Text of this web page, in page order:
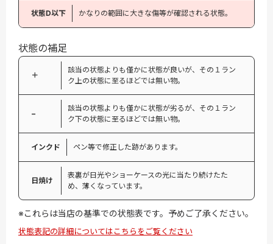
状態D以下 かなりの範囲に大きな傷等が確認される状態。
状態の補足
＋
該当の状態よりも僅かに状態が良いが、その１ラン
ク上の状態に至るほどでは無い物。
−
該当の状態よりも僅かに状態が劣るが、その１ラン
ク下の状態に至るほどでは無い物。
インクド ペン等で修正した跡があります。
日焼け
表裏が日光やショーケースの光に当たり続けたた
め、薄くなっています。
※これらは当店の基準での状態表です。予めご了承ください。
状態表記の詳細についてはこちらをご覧ください